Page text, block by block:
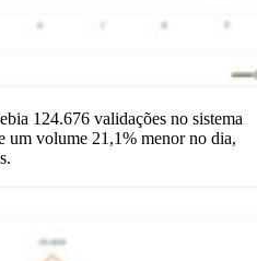
124.676 validações no sistema
um volume 21,1% menor no dia,